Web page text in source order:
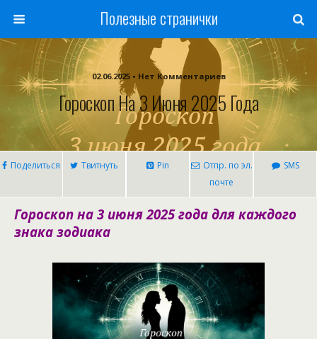
Полезные странички
02.06.2025 • Нет Комментариев
Гороскоп На 3 Июня 2025 Года
Поделиться Твитнуть Pin
Отпр. по эл.
почте
SMS
Гороскоп на 3 июня 2025 года для каждого
знака зодиака